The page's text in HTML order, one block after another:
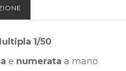
1/50
e numerata a mano